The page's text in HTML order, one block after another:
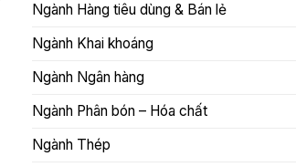
Ngành Hàng tiêu dùng & Bán lẻ
Ngành Khai khoáng
Ngành Ngân hàng
Ngành Phân bón – Hóa chất
Ngành Thép